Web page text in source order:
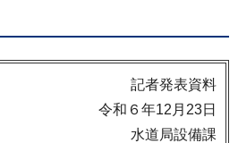
記者発表資料
令和６年12月23日
水道局設備課